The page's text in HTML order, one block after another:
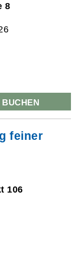
8
BUCHEN
feiner
106